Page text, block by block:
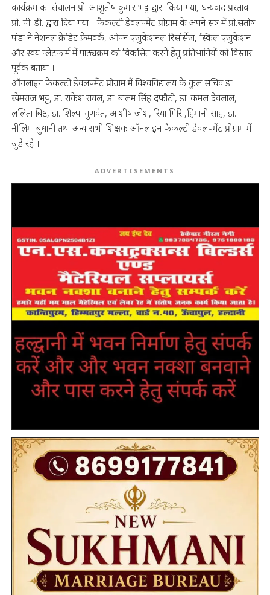
कार्यक्रम का संचालन प्रो. आशुतोष कुमार भट्ट द्वारा किया गया, धन्यवाद प्रस्ताव
प्रो. पी. डी. द्वारा दिया गया । फैकल्टी डेवलपमेंट प्रोग्राम के अपने सत्र में प्रो.संतोष
पांडा ने नेशनल क्रेडिट फ्रेमवर्क, ओपन एजुकेशनल रिसोर्सेज, स्किल एजुकेशन
और स्वयं प्लेटफार्म में पाठ्यक्रम को विकसित करने हेतु प्रतिभागियों को विस्तार
पूर्वक बताया ।
ऑनलाइन फैकल्टी डेवलपमेंट प्रोग्राम में विश्वविद्यालय के कुल सचिव डा.
खेमराज भट्ट, डा. राकेश रायल, डा. बालम सिंह दफौटी, डा. कमल देवलाल,
ललिता बिष्ट, डा. शिल्पा गुणवंत, आशीष जोश, रिया गिरि ,हिमानी साह, डा.
नीलिमा बुधानी तथा अन्य सभी शिक्षक ऑनलाइन फैकल्टी डेवलपमेंट प्रोग्राम में
जुड़े रहे ।
ADVERTISEMENTS